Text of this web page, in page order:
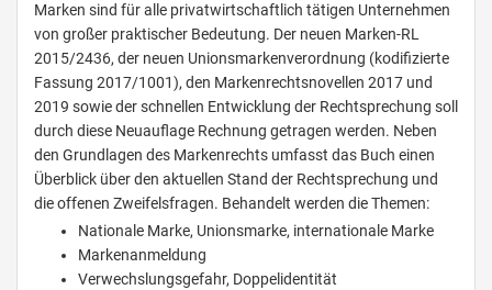
Marken sind für alle privatwirtschaftlich tätigen Unternehmen
von großer praktischer Bedeutung. Der neuen Marken-RL
2015/2436, der neuen Unionsmarkenverordnung (kodifizierte
Fassung 2017/1001), den Markenrechtsnovellen 2017 und
2019 sowie der schnellen Entwicklung der Rechtsprechung soll
durch diese Neuauflage Rechnung getragen werden. Neben
den Grundlagen des Markenrechts umfasst das Buch einen
Überblick über den aktuellen Stand der Rechtsprechung und
die offenen Zweifelsfragen. Behandelt werden die Themen:
Nationale Marke, Unionsmarke, internationale Marke
Markenanmeldung
Verwechslungsgefahr, Doppelidentität